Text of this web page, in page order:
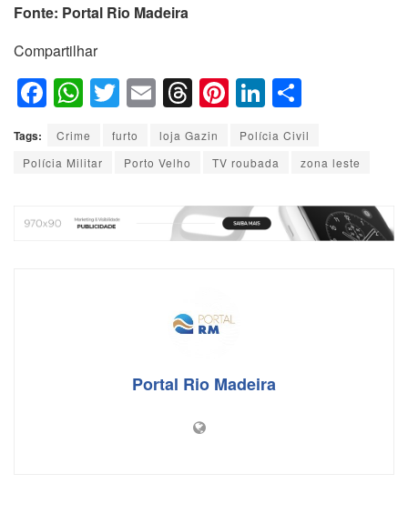
Fonte: Portal Rio Madeira
Compartilhar
F
a
c
e
b
o
W
h
at
s
A
p
T
wi
tt
er
E
m
ail
T
hr
e
d
s
Pi
nt
er
e
st
Li
n
k
e
dI
n
h
ar
e
Tags: Crime furto loja Gazin
Polícia Civil
Polícia Militar
Porto Velho TV roubada zona leste
Portal Rio Madeira